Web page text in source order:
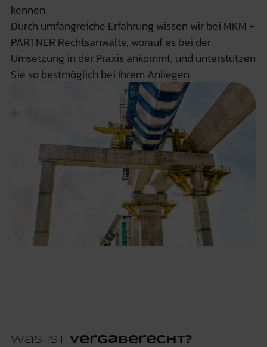
kennen.
Durch umfangreiche Erfahrung wissen wir bei MKM +
PARTNER Rechtsanwälte, worauf es bei der
Umsetzung in der Praxis ankommt, und unterstützen
Sie so bestmöglich bei Ihrem Anliegen.
Was istVergaberecht?